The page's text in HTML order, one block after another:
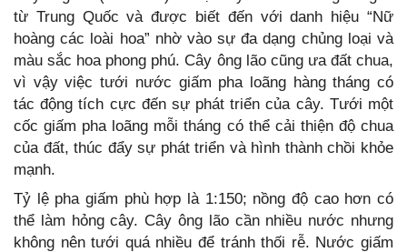
từ Trung Quốc và được biết đến với danh hiệu “Nữ
hoàng các loài hoa” nhờ vào sự đa dạng chủng loại và
màu sắc hoa phong phú. Cây ông lão cũng ưa đất chua,
vì vậy việc tưới nước giấm pha loãng hàng tháng có
tác động tích cực đến sự phát triển của cây. Tưới một
cốc giấm pha loãng mỗi tháng có thể cải thiện độ chua
của đất, thúc đẩy sự phát triển và hình thành chồi khỏe
mạnh.
Tỷ lệ pha giấm phù hợp là 1:150; nồng độ cao hơn có
thể làm hỏng cây. Cây ông lão cần nhiều nước nhưng
không nên tưới quá nhiều để tránh thối rễ. Nước giấm